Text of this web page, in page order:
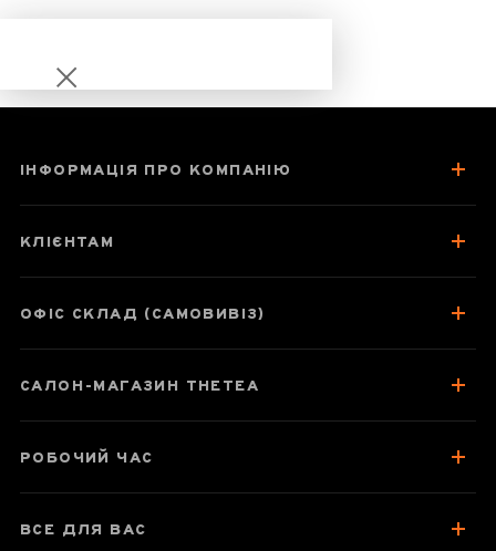
Габа Алішань
Посуд для заварювання
ІНФОРМАЦІЯ ПРО КОМПАНІЮ
КЛІЄНТАМ
ОФІС СКЛАД (САМОВИВІЗ)
САЛОН-МАГАЗИН THETEA
РОБОЧИЙ ЧАС
ВСЕ ДЛЯ ВАС